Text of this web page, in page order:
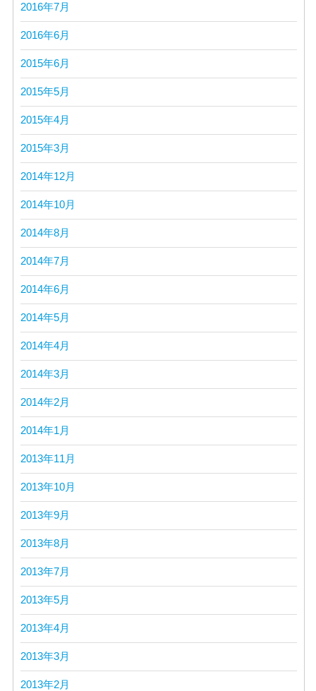
2016年7月
2016年6月
2015年6月
2015年5月
2015年4月
2015年3月
2014年12月
2014年10月
2014年8月
2014年7月
2014年6月
2014年5月
2014年4月
2014年3月
2014年2月
2014年1月
2013年11月
2013年10月
2013年9月
2013年8月
2013年7月
2013年5月
2013年4月
2013年3月
2013年2月